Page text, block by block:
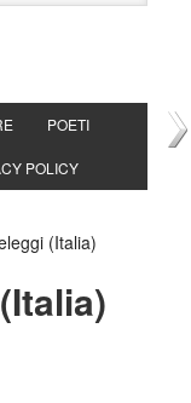
POETI
POLICY
(Italia)